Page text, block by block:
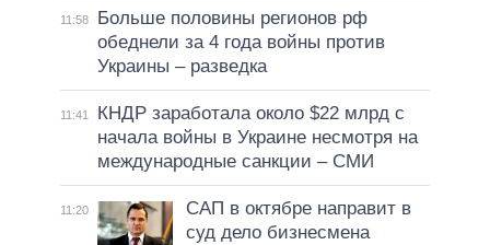
11:58
Больше половины регионов рф
обеднели за 4 года войны против
Украины – разведка
11:41
КНДР заработала около $22 млрд с
начала войны в Украине несмотря на
международные санкции – СМИ
11:20
САП в октябре направит в
суд дело бизнесмена